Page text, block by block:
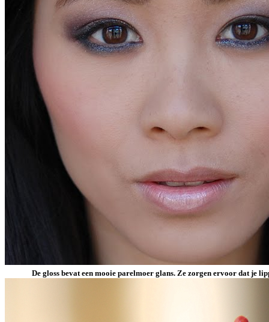
De gloss bevat een mooie parelmoer glans. Ze zorgen ervoor dat je